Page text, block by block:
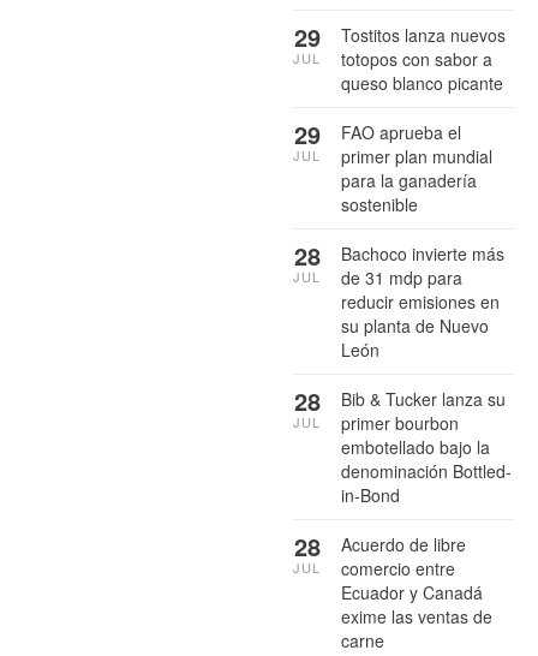
Tostitos lanza nuevos
totopos con sabor a
queso blanco picante
29
JUL
FAO aprueba el
primer plan mundial
para la ganadería
sostenible
29
JUL
Bachoco invierte más
de 31 mdp para
reducir emisiones en
su planta de Nuevo
León
28
JUL
Bib & Tucker lanza su
primer bourbon
embotellado bajo la
denominación Bottled-
in-Bond
28
JUL
Acuerdo de libre
comercio entre
Ecuador y Canadá
exime las ventas de
carne
28
JUL